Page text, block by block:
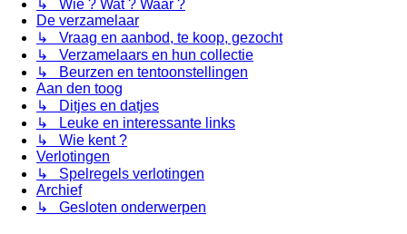
↳ Wie ? Wat ? Waar ?
De verzamelaar
↳ Vraag en aanbod, te koop, gezocht
↳ Verzamelaars en hun collectie
↳ Beurzen en tentoonstellingen
Aan den toog
↳ Ditjes en datjes
↳ Leuke en interessante links
↳ Wie kent ?
Verlotingen
↳ Spelregels verlotingen
Archief
↳ Gesloten onderwerpen